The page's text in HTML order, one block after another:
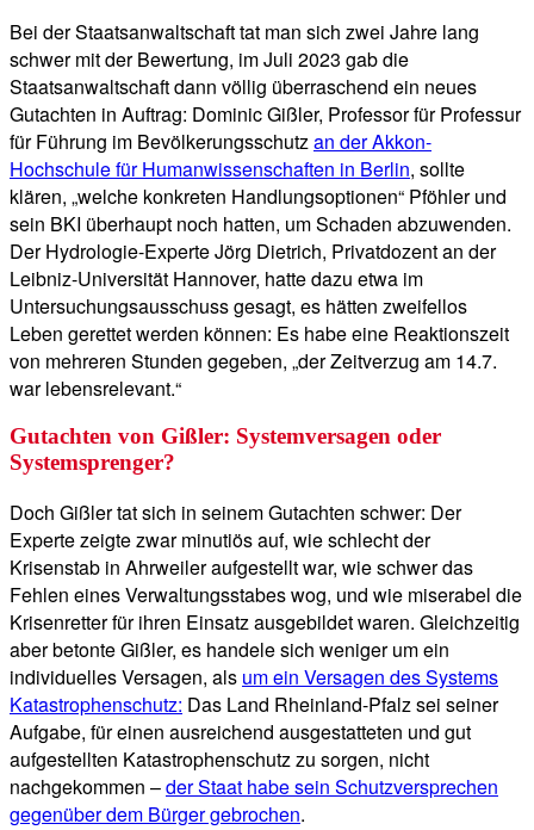
Bei der Staatsanwaltschaft tat man sich zwei Jahre lang
schwer mit der Bewertung, im Juli 2023 gab die
Staatsanwaltschaft dann völlig überraschend ein neues
Gutachten in Auftrag: Dominic Gißler, Professor für Professur
für Führung im Bevölkerungsschutzan der Akkon-
Hochschule für Humanwissenschaften in Berlin, sollte
klären, „welche konkreten Handlungsoptionen“ Pföhler und
sein BKI überhaupt noch hatten, um Schaden abzuwenden.
Der Hydrologie-Experte Jörg Dietrich, Privatdozent an der
Leibniz-Universität Hannover, hatte dazu etwa im
Untersuchungsausschuss gesagt, es hätten zweifellos
Leben gerettet werden können: Es habe eine Reaktionszeit
von mehreren Stunden gegeben, „der Zeitverzug am 14.7.
war lebensrelevant.“
Gutachten von Gißler: Systemversagen oder
Systemsprenger?
Doch Gißler tat sich in seinem Gutachten schwer: Der
Experte zeigte zwar minutiös auf, wie schlecht der
Krisenstab in Ahrweiler aufgestellt war, wie schwer das
Fehlen eines Verwaltungsstabes wog, und wie miserabel die
Krisenretter für ihren Einsatz ausgebildet waren. Gleichzeitig
aber betonte Gißler, es handele sich weniger um ein
individuelles Versagen, als um ein Versagen des Systems
Katastrophenschutz: Das Land Rheinland-Pfalz sei seiner
Aufgabe, für einen ausreichend ausgestatteten und gut
aufgestellten Katastrophenschutz zu sorgen, nicht
nachgekommen –der Staat habe sein Schutzversprechen
gegenüber dem Bürger gebrochen.